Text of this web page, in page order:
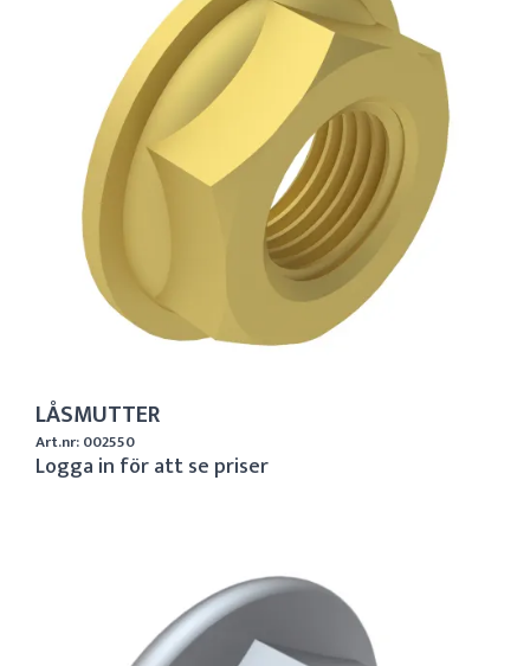
LÅSMUTTER
Art.nr: 002550
Logga in för att se priser